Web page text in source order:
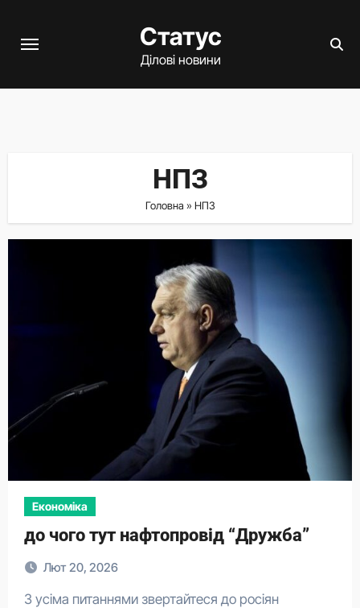
Статус
Ділові новини
НПЗ
Головна » НПЗ
Економіка
до чого тут нафтопровід “Дружба”
Лют 20, 2026
З усіма питаннями звертайтеся до росіян